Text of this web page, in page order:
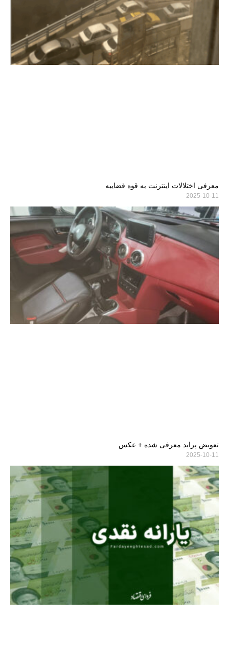
معرفی اختلالات اینترنت به قوه قضاییه
2025-10-11
تعویض پراید معرفی شده + عکس
2025-10-11